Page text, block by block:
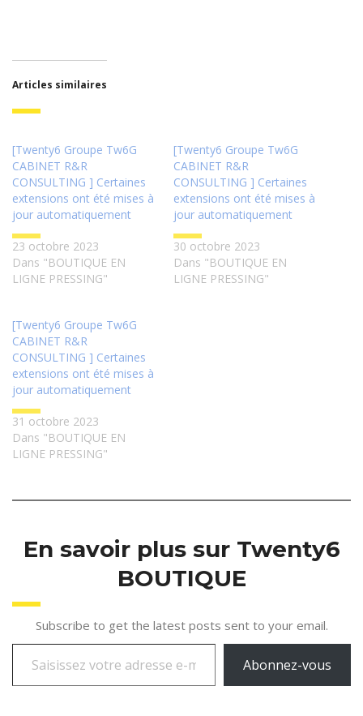
Articles similaires
[Twenty6 Groupe Tw6G
CABINET R&R
CONSULTING ] Certaines
extensions ont été mises à
jour automatiquement
23 octobre 2023
Dans "BOUTIQUE EN
LIGNE PRESSING"
[Twenty6 Groupe Tw6G
CABINET R&R
CONSULTING ] Certaines
extensions ont été mises à
jour automatiquement
30 octobre 2023
Dans "BOUTIQUE EN
LIGNE PRESSING"
[Twenty6 Groupe Tw6G
CABINET R&R
CONSULTING ] Certaines
extensions ont été mises à
jour automatiquement
31 octobre 2023
Dans "BOUTIQUE EN
LIGNE PRESSING"
En savoir plus sur Twenty6
BOUTIQUE
Subscribe to get the latest posts sent to your email.
Abonnez-vous